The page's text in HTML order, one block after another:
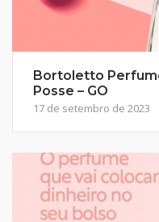
Bortoletto
Posse – GO
17 de setembro de 2023